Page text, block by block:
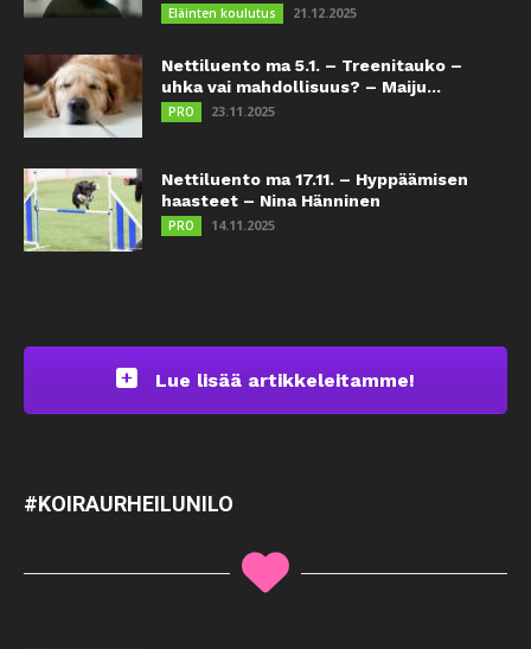
Eläinten koulutus 21.12.2025
Nettiluento ma 5.1. – Treenitauko –
uhka vai mahdollisuus? – Maiju...
PRO 23.11.2025
Nettiluento ma 17.11. – Hyppäämisen
haasteet – Nina Hänninen
PRO 14.11.2025
Lue lisää artikkeleitamme!
#KOIRAURHEILUNILO